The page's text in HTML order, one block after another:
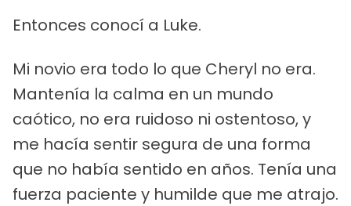
Entonces conocí a Luke.
Mi novio era todo lo que Cheryl no era.
Mantenía la calma en un mundo
caótico, no era ruidoso ni ostentoso, y
me hacía sentir segura de una forma
que no había sentido en años. Tenía una
fuerza paciente y humilde que me atrajo.